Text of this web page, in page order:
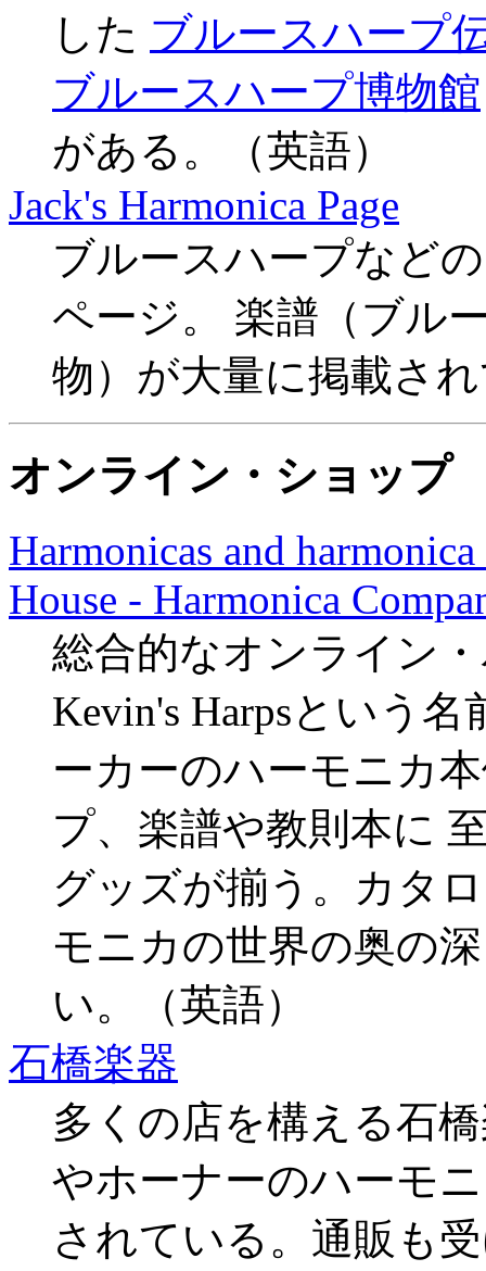
した ブルースハープ
ブルースハープ博物館
がある。（英語）
Jack's Harmonica Page
ブルースハープなど
ページ。 楽譜（ブル
物）が大量に掲載さ
オンライン・ショップ
Harmonicas and
House - Harmonica
総合的なオンライン
Kevin's Harpsという
ーカーのハーモニカ
プ、楽譜や教則本に
グッズが揃う。カタ
モニカの世界の奥の
い。（英語）
石橋楽器
多くの店を構える石
やホーナーのハーモ
されている。通販も